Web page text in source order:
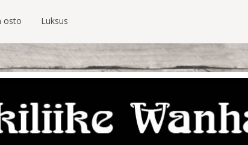
osto Luksus